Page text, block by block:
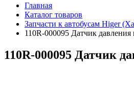
Главная
Каталог товаров
Запчасти к автобусам Higer
110R-000095 Датчик
110R-000095 Датчик